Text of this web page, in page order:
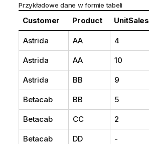
Przykładowe dane w formie tabeli
Customer Product UnitSales
Astrida AA 4
Astrida AA 10
Astrida BB 9
Betacab BB 5
Betacab CC 2
Betacab DD -